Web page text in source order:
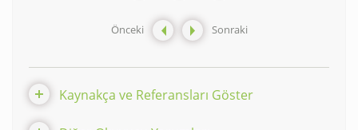
Önceki Sonraki
Kaynakça ve Referansları Göster